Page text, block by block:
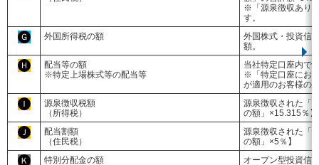
※「源泉徴収あり
す。
Ｇ
外国所得税の額
外国株式・投資信
額。
Ｈ
配当等の額
※特定上場株式等の配当等
当社特定口座内で
※「特定口座にお
が適用のお客様の
Ｉ
源泉徴収税額
（所得税）
源泉徴収された「
の額」×15.315％】
Ｊ
配当割額
（住民税）
源泉徴収された「
の額」×5％】
Ｋ
特別分配金の額
オープン型投資信